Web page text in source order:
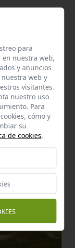
a 11,78 km.
para
nuestra web,
y anuncios
web y
visitantes.
nuestro uso
Para
cómo y
su
de cookies.